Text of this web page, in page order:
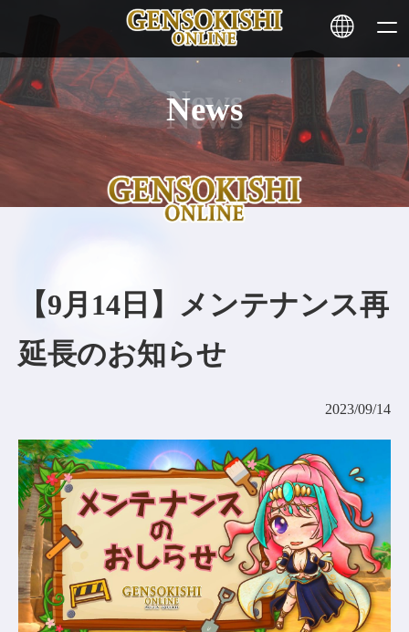
ニュース
ステーキング
その他
コミュニティ
AGREEMENT&LICENCE
News
【9月14日】メンテナンス再
延長のお知らせ
2023/09/14